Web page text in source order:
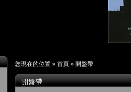
您現在的位置 » 首頁 » 開盤帶
開盤帶